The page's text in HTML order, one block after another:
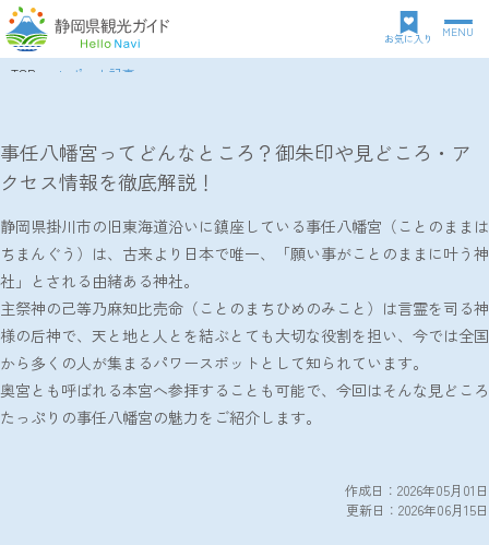
グ
ロ
ナ
ー
シ
お気に入り MENU
ク
ズ
リ
ト
TOP
レポート記事
事任八幡宮ってどんなところ？御朱印や見どころ・ア
クセス情報を徹底解説！
静岡県掛川市の旧東海道沿いに鎮座している事任八幡宮（ことのままは
ちまんぐう）は、古来より日本で唯一、「願い事がことのままに叶う神
社」とされる由緒ある神社。
主祭神の己等乃麻知比売命（ことのまちひめのみこと）は言霊を司る神
様の后神で、天と地と人とを結ぶとても大切な役割を担い、今では全国
から多くの人が集まるパワースポットとして知られています。
奥宮とも呼ばれる本宮へ参拝することも可能で、今回はそんな見どころ
たっぷりの事任八幡宮の魅力をご紹介します。
作成日：2026年05月01日
更新日：2026年06月15日